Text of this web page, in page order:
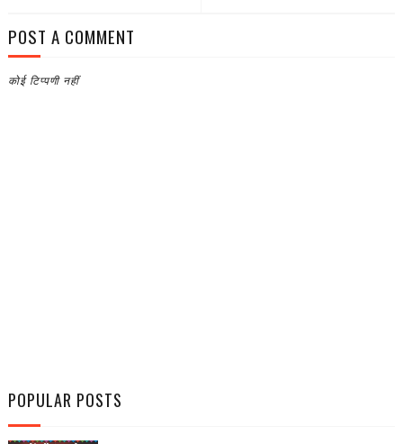
POST A COMMENT
कोई टिप्पणी नहीं
POPULAR POSTS